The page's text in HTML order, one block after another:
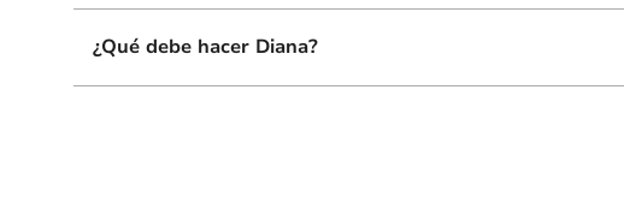
¿Qué debe hacer Diana?